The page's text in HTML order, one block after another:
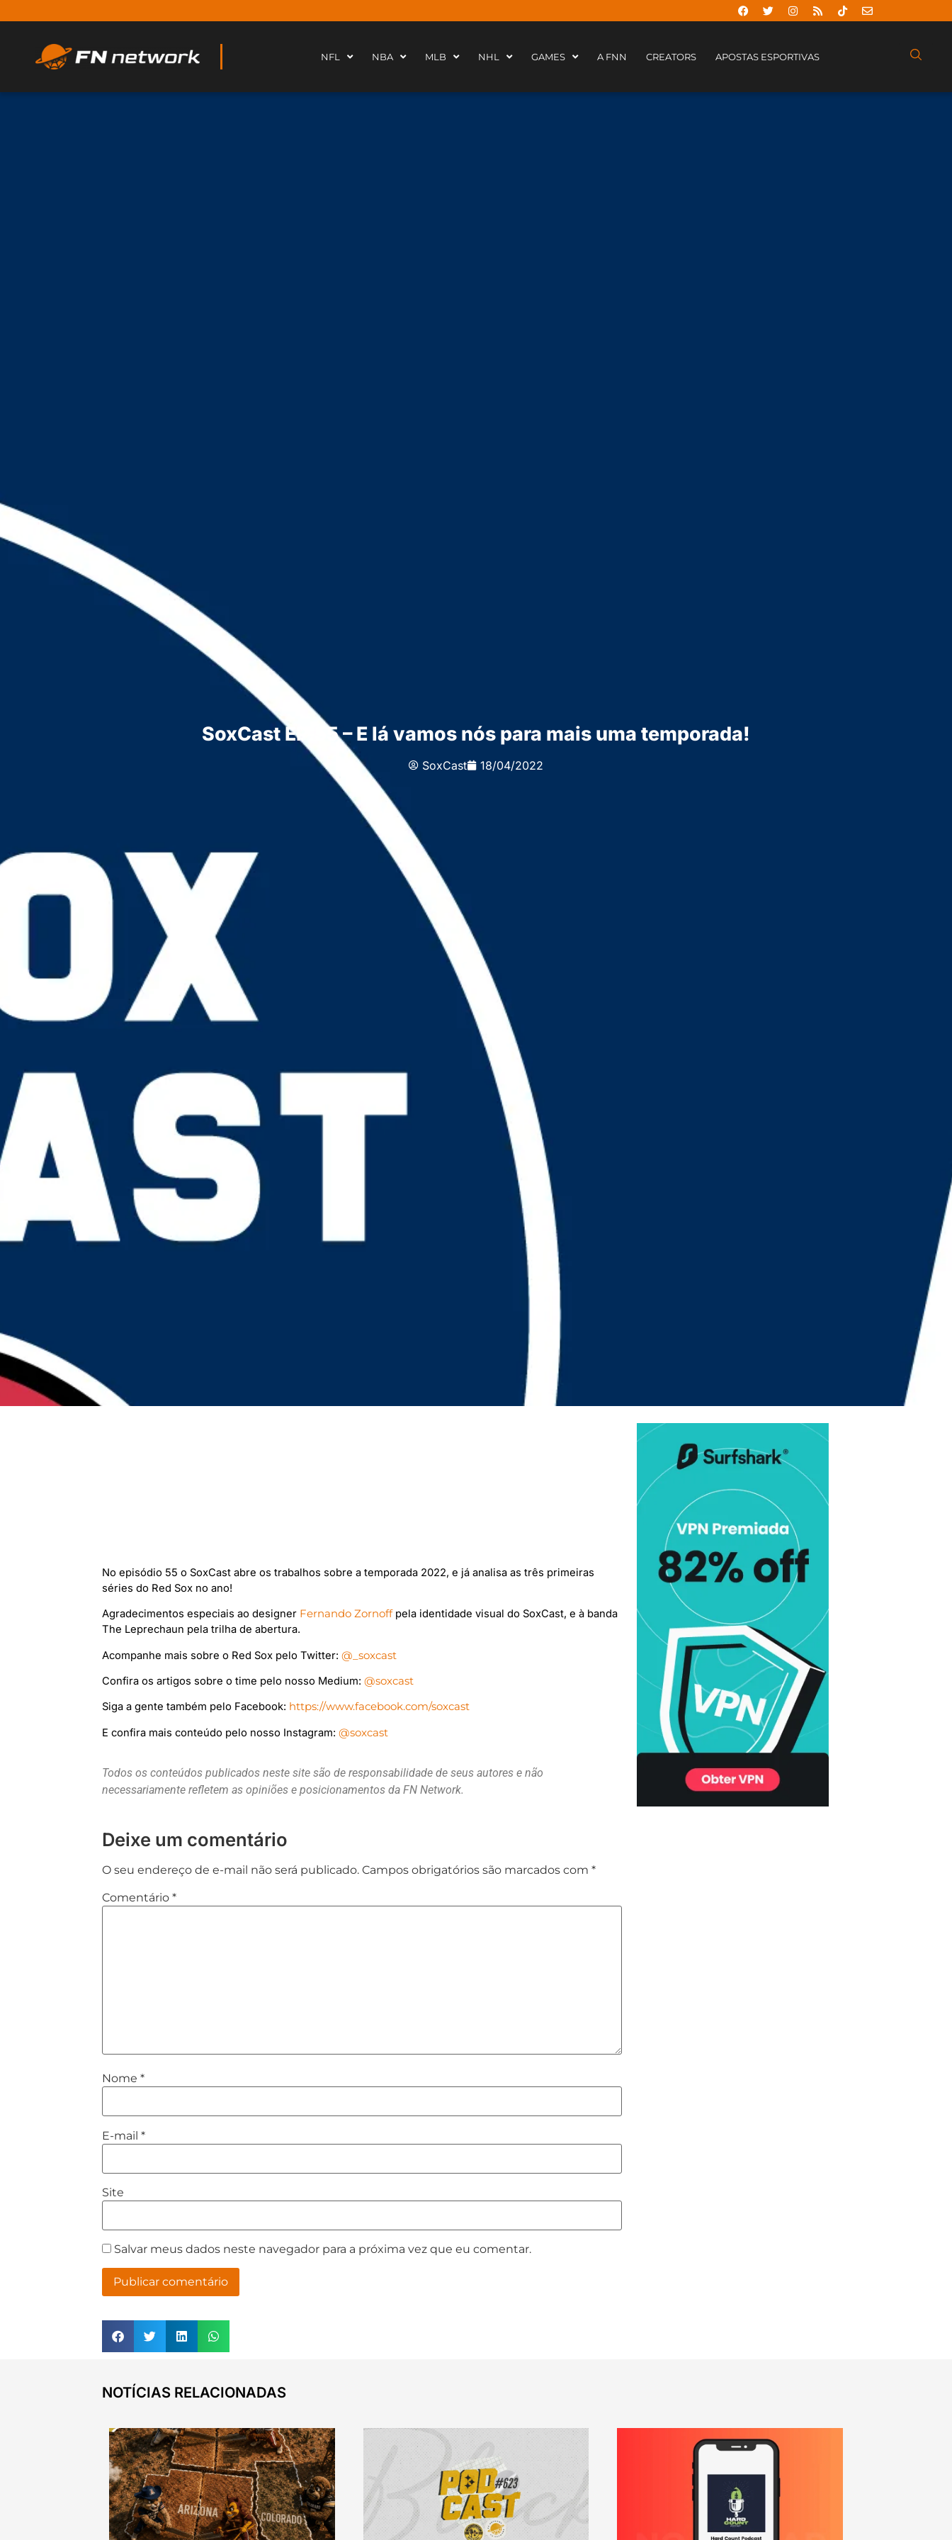
NFL NBA MLB NHL GAMES A FNN CREATORS APOSTAS ESPORTIVAS
SoxCast EP.55 – E lá vamos nós para mais uma temporada!
SoxCast 18/04/2022
No episódio 55 o SoxCast abre os trabalhos sobre a temporada 2022, e já analisa as três primeiras
séries do Red Sox no ano!
Agradecimentos especiais ao designer Fernando Zornoff pela identidade visual do SoxCast, e à banda
The Leprechaun pela trilha de abertura.
Acompanhe mais sobre o Red Sox pelo Twitter:@_soxcast
Confira os artigos sobre o time pelo nosso Medium:@soxcast
Siga a gente também pelo Facebook: https://www.facebook.com/soxcast
E confira mais conteúdo pelo nosso Instagram:@soxcast
Todos os conteúdos publicados neste site são de responsabilidade de seus autores e não
necessariamente refletem as opiniões e posicionamentos da FN Network.
Deixe um comentário
O seu endereço de e-mail não será publicado. Campos obrigatórios são marcados com*
Comentário*
Nome*
E-mail*
Site
Salvar meus dados neste navegador para a próxima vez que eu comentar.
NOTÍCIAS RELACIONADAS